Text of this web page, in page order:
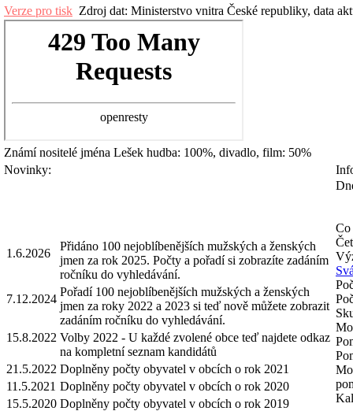
Verze pro tisk Zdroj dat: Ministerstvo vnitra České republiky, data
Známí nositelé jména Lešek hudba: 100%, divadlo, film: 50%
Novinky:
1.6.2026
Přidáno 100 nejoblíbenějších mužských a ženských
jmen za rok 2025. Počty a pořadí si zobrazíte zadáním
ročníku do vyhledávání.
7.12.2024
Pořadí 100 nejoblíbenějších mužských a ženských
jmen za roky 2022 a 2023 si teď nově můžete zobrazit
zadáním ročníku do vyhledávání.
15.8.2022 Volby 2022 - U každé zvolené obce teď najdete odkaz
na kompletní seznam kandidátů
21.5.2022 Doplněny počty obyvatel v obcích o rok 2021
11.5.2021 Doplněny počty obyvatel v obcích o rok 2020
15.5.2020 Doplněny počty obyvatel v obcích o rok 2019
Co